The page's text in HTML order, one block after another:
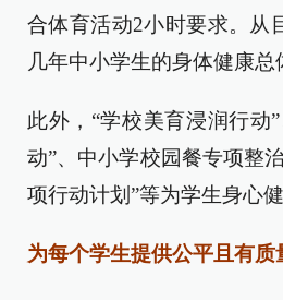
合体育活动2小时要求。从
几年中小学生的身体健康总
此外，“学校美育浸润行动
动”、中小学校园餐专项整
项行动计划”等为学生身心
为每个学生提供公平且有质